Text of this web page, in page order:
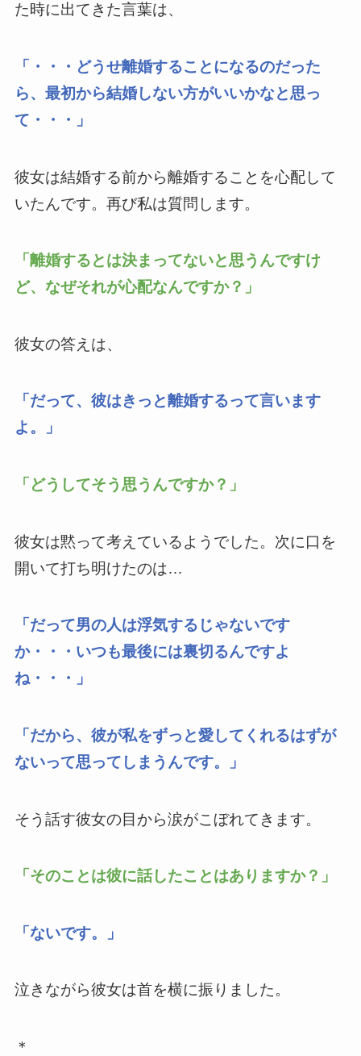
た時に出てきた言葉は、
「・・・どうせ離婚することになるのだった
ら、最初から結婚しない方がいいかなと思っ
て・・・」
彼女は結婚する前から離婚することを心配して
いたんです。再び私は質問します。
「離婚するとは決まってないと思うんですけ
ど、なぜそれが心配なんですか？」
彼女の答えは、
「だって、彼はきっと離婚するって言います
よ。」
「どうしてそう思うんですか？」
彼女は黙って考えているようでした。次に口を
開いて打ち明けたのは…
「だって男の人は浮気するじゃないです
か・・・いつも最後には裏切るんですよ
ね・・・」
「だから、彼が私をずっと愛してくれるはずが
ないって思ってしまうんです。」
そう話す彼女の目から涙がこぼれてきます。
「そのことは彼に話したことはありますか？」
「ないです。」
泣きながら彼女は首を横に振りました。
＊